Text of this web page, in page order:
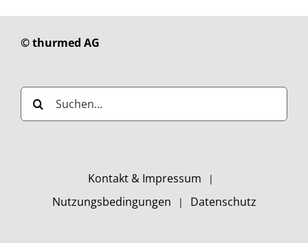
© thurmed AG
Suche
nach:
Kontakt & Impressum
Nutzungsbedingungen
Datenschutz